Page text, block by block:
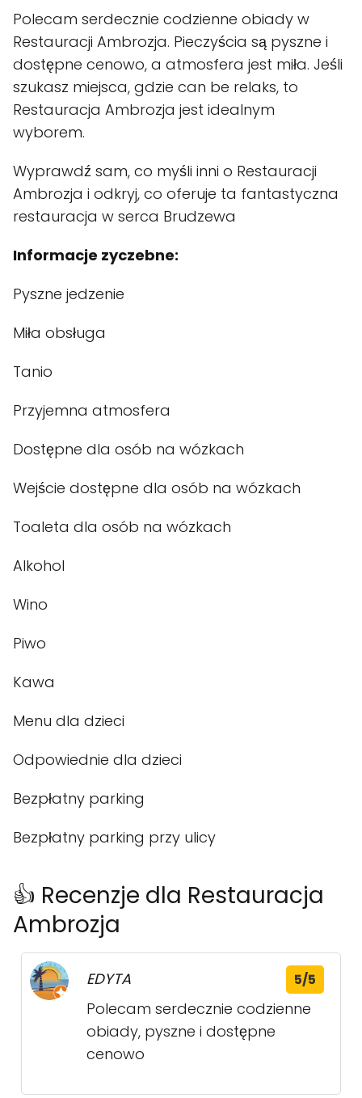
Polecam serdecznie codzienne obiady w
Restauracji Ambrozja. Pieczyścia są pyszne i
dostępne cenowo, a atmosfera jest miła. Jeśli
szukasz miejsca, gdzie can be relaks, to
Restauracja Ambrozja jest idealnym
wyborem.
Wyprawdź sam, co myśli inni o Restauracji
Ambrozja i odkryj, co oferuje ta fantastyczna
restauracja w serca Brudzewa
Informacje zyczebne:
Pyszne jedzenie
Miła obsługa
Tanio
Przyjemna atmosfera
Dostępne dla osób na wózkach
Wejście dostępne dla osób na wózkach
Toaleta dla osób na wózkach
Alkohol
Wino
Piwo
Kawa
Menu dla dzieci
Odpowiednie dla dzieci
Bezpłatny parking
Bezpłatny parking przy ulicy
👍 Recenzje dla Restauracja
Ambrozja
EDYTA 5/5
Polecam serdecznie codzienne
obiady, pyszne i dostępne
cenowo